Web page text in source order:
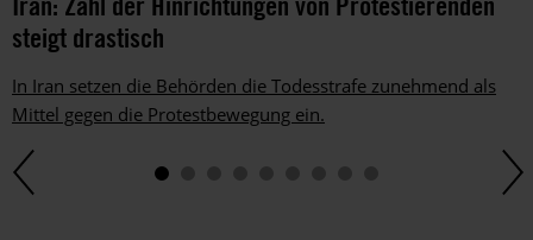
steigt drastisch
In Iran setzen die Behörden die Todesstrafe zunehmend als
Mittel gegen die Protestbewegung ein.